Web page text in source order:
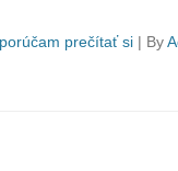
prečítať si | By